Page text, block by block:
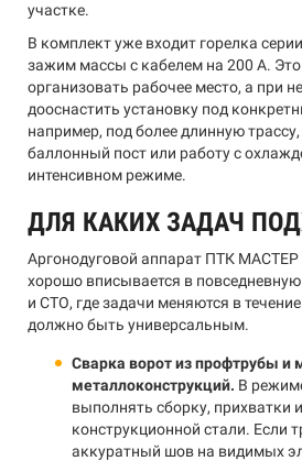
участке.
В комплект уже входит горелка
зажим массы с кабелем на 200 А. Это
организовать рабочее место, а при
дооснастить установку под
например, под более длинную
баллонный пост или работу с
интенсивном режиме.
ДЛЯ КАКИХ ЗАДАЧ
Аргонодуговой аппарат ПТК МАСТЕР
хорошо вписывается в
и СТО, где задачи меняются в
должно быть универсальным.
Сварка ворот из профтрубы и
металлоконструкций. В
выполнять сборку, прихватки
конструкционной стали. Если
аккуратный шов на видимых